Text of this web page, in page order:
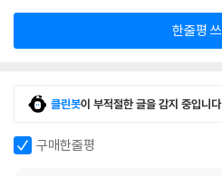
한줄평
클린봇이 부적절한 글을 감지 중입니다.
구매한줄평